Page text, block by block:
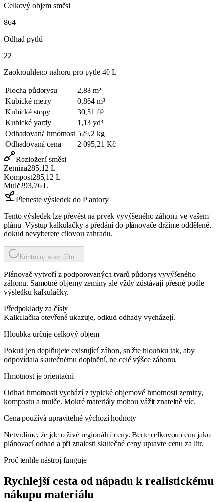
Celkový objem směsi
864
Odhad pytlů
22
Zaokrouhleno nahoru pro pytle 40 L
Plocha půdorysu 2,88 m²
Kubické metry
0,864 m³
Kubické stopy
30,51 ft³
Kubické yardy
1,13 yd³
Odhadovaná hmotnost 529,2 kg
Odhadovaná cena
2 095,21 Kč
Rozložení směsi
Zemina285,12 L
Kompost285,12 L
Mulč293,76 L
Přeneste výsledek do Plantory
Tento výsledek lze převést na prvek vyvýšeného záhonu ve vašem
plánu. Výstup kalkulačky a předání do plánovače držíme odděleně,
dokud nevyberete cílovou zahradu.
Kontroluji stav účtu...
Plánovač vytvoří z podporovaných tvarů půdorys vyvýšeného
záhonu. Samotné objemy zeminy ale vždy zůstávají přesné podle
výsledku kalkulačky.
Předpoklady za čísly
Kalkulačka otevřeně ukazuje, odkud odhady vycházejí.
Hloubka určuje celkový objem
Pokud jen doplňujete existující záhon, snižte hloubku tak, aby
odpovídala skutečnému doplnění, ne celé výšce záhonu.
Hmotnost je orientační
Odhad hmotnosti vychází z typické objemové hmotnosti zeminy,
kompostu a mulče. Mokré materiály mohou vážit znatelně víc.
Cena používá upravitelné výchozí hodnoty
Netvrdíme, že jde o živé regionální ceny. Berte celkovou cenu jako
plánovací odhad a při znalosti skutečné ceny upravte cenu za litr.
Proč tenhle nástroj funguje
Rychlejší cesta od nápadu k realistickému
nákupu materiálu